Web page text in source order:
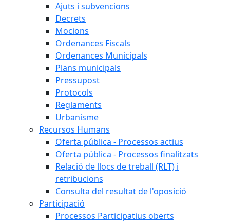
Ajuts i subvencions
Decrets
Mocions
Ordenances Fiscals
Ordenances Municipals
Plans municipals
Pressupost
Protocols
Reglaments
Urbanisme
Recursos Humans
Oferta pública - Processos actius
Oferta pública - Processos finalitzats
Relació de llocs de treball (RLT) i
retribucions
Consulta del resultat de l'oposició
Participació
Processos Participatius oberts